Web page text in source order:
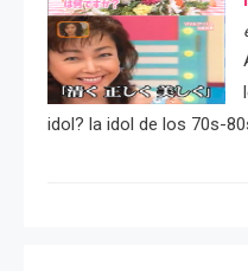
idol? la idol de los 70s-